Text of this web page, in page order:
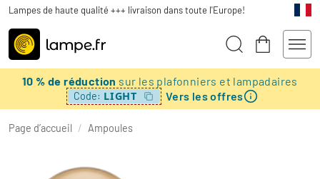
Lampes de haute qualité +++ livraison dans toute l'Europe!
10 % de réduction sur les plafonniers et lampadaires
Code: LIGHT Vers les offres
Page d’accueil / Ampoules